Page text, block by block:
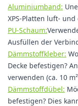
Aluminiumband:
XPS-Platten luft-
PU-Schaum:
Ausfüllen der
Dämmstoffkleber:
Decke befestigen?
verwenden (ca. 10
Dämmstoffdübel:
befestigen? Dies